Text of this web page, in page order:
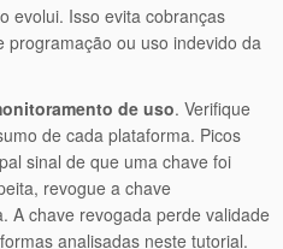
evolui. Isso evita cobranças
ou uso indevido da
de uso. Verifique
de cada plataforma. Picos
sinal de que uma chave foi
revogue a chave
A chave revogada perde validade
analisadas neste tutorial.